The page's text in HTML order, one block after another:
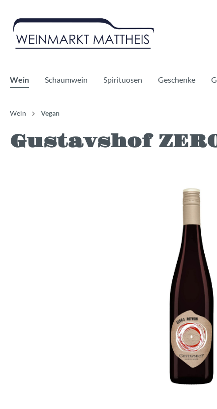
Wein Schaumwein Spirituosen Geschenke
Rotwein
Bio
Sekt
Whisky Gin
Wein Vegan
Gustavshof